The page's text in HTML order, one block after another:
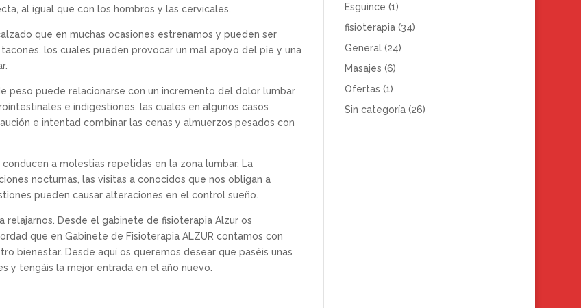
al igual que con los hombros y las cervicales.
que en muchas ocasiones estrenamos y pueden ser
los cuales pueden provocar un mal apoyo del pie y una
peso puede relacionarse con un incremento del dolor lumbar
e indigestiones, las cuales en algunos casos
e intentad combinar las cenas y almuerzos pesados con
a molestias repetidas en la zona lumbar. La
nocturnas, las visitas a conocidos que nos obligan a
pueden causar alteraciones en el control sueño.
relajarnos. Desde el gabinete de fisioterapia Alzur os
que en Gabinete de Fisioterapia ALZUR contamos con
bienestar. Desde aquí os queremos desear que paséis unas
y tengáis la mejor entrada en el año nuevo.
Esguince (1)
fisioterapia(34)
General(24)
Masajes (6)
Ofertas (1)
Sin categoría(26)